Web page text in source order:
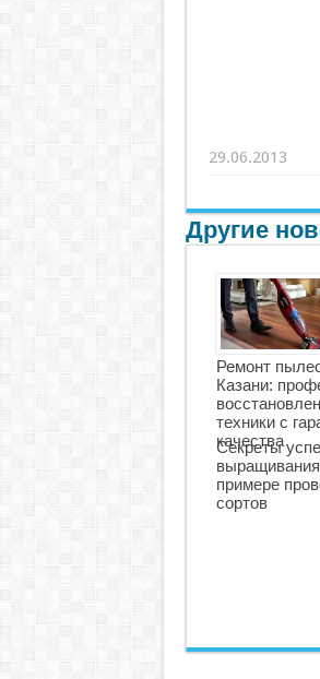
29.06.2013
Другие
Ремонт
Казани:
техники с
качества
Секреты
примере
сортов